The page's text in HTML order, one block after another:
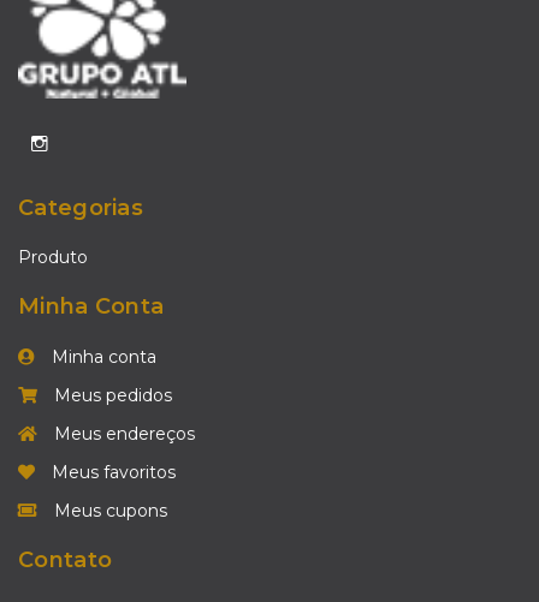
Categorias
Produto
Minha Conta
Minha conta
Meus pedidos
Meus endereços
Meus favoritos
Meus cupons
Contato